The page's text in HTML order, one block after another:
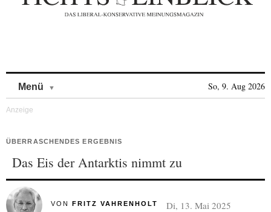
Menü So, 9. Aug 2026
ÜBERRASCHENDES ERGEBNIS
Das Eis der Antarktis nimmt zu
VON FRITZ VAHRENHOLT Di, 13. Mai 2025